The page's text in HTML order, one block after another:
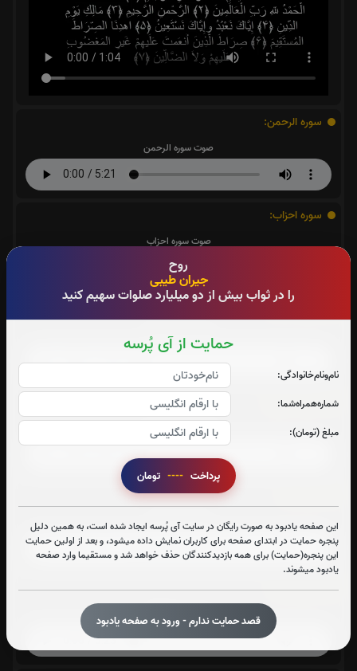
روح
جیران طیبی
را در ثواب بیش از دو میلیارد صلوات سهیم کنید
حمایت از آی پُرسه
نام‌و‌نام‌خانوادگی:
شماره‌همراه‌شما:
مبلغ (تومان):
پرداخت ----
این صفحه یادبود به صورت رایگان در سایت آی پُرسه ایجاد شده است، به همین دلیل
پنجره حمایت در ابتدای صفحه برای کاربران نمایش داده میشود، و بعد از اولین حمایت
این پنجره(حمایت) برای همه بازدیدکنندگان حذف خواهد شد و مستقیما وارد صفحه
یادبود میشوند.
قصد حمایت ندارم - ورود به صفحه یادبود
سوره الرحمن:
صوت سوره الرحمن
سوره احزاب:
صوت سوره احزاب
سوره صافات:
صوت سوره صافات
سوره یاسین:
صوت سوره یاسین
صوت سوره قدر
سوره واقعه:
صوت سوره واقعه